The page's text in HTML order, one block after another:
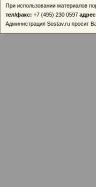
При использовании материалов
тел/факс: +7 (495) 230 0597
Администрация Sostav.ru просит